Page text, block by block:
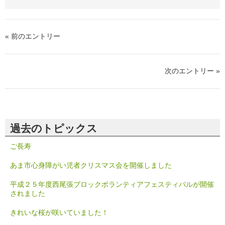
« 前のエントリー
次のエントリー »
過去のトピックス
ご長寿
あま市心身障がい児者クリスマス会を開催しました
平成２５年度西尾張ブロックボランティアフェスティバルが開催
されました
きれいな桜が咲いていました！